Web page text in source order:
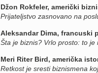
Džon Rokfeler, američki
Prijateljstvo zasnovano na
Aleksandar Dima, francuski
Šta je biznis? Vrlo prosto: to je
Meri Riter Bird, američka
Retkost je sresti biznismena